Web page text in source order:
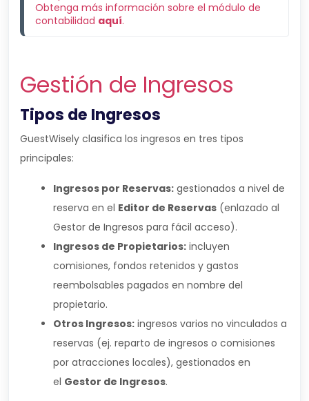
Obtenga más información sobre el módulo de
contabilidad aquí.
Gestión de Ingresos
Tipos de Ingresos
GuestWisely clasifica los ingresos en tres tipos
principales:
Ingresos por Reservas: gestionados a nivel de
reserva en el Editor de Reservas (enlazado al
Gestor de Ingresos para fácil acceso).
Ingresos de Propietarios: incluyen
comisiones, fondos retenidos y gastos
reembolsables pagados en nombre del
propietario.
Otros Ingresos: ingresos varios no vinculados a
reservas (ej. reparto de ingresos o comisiones
por atracciones locales), gestionados en
el Gestor de Ingresos.